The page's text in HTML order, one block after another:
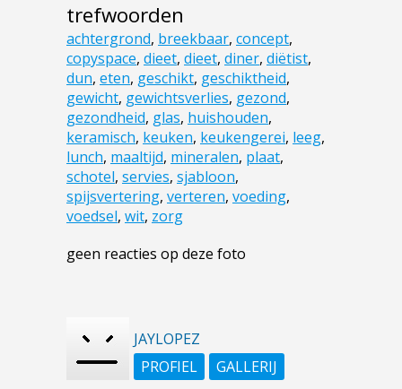
trefwoorden
achtergrond, breekbaar, concept,
copyspace, dieet, dieet, diner, diëtist,
dun, eten, geschikt, geschiktheid,
gewicht, gewichtsverlies, gezond,
gezondheid, glas, huishouden,
keramisch, keuken, keukengerei, leeg,
lunch, maaltijd, mineralen, plaat,
schotel, servies, sjabloon,
spijsvertering, verteren, voeding,
voedsel, wit, zorg
geen reacties op deze foto
JAYLOPEZ
PROFIEL
GALLERIJ